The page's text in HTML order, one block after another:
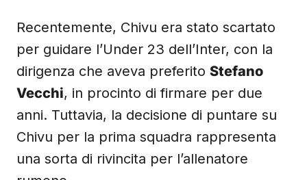
Recentemente, Chivu era stato scartato
per guidare l’Under 23 dell’Inter, con la
dirigenza che aveva preferito Stefano
Vecchi, in procinto di firmare per due
anni. Tuttavia, la decisione di puntare su
Chivu per la prima squadra rappresenta
una sorta di rivincita per l’allenatore